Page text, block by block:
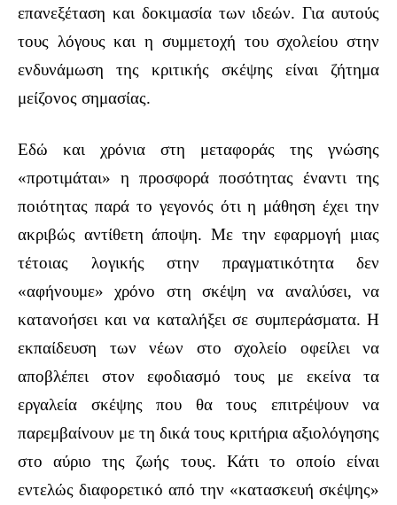
επανεξέταση και δοκιμασία των ιδεών. Για αυτούς
τους λόγους και η συμμετοχή του σχολείου στην
ενδυνάμωση της κριτικής σκέψης είναι ζήτημα
μείζονος σημασίας.
Εδώ και χρόνια στη μεταφοράς της γνώσης
«προτιμάται» η προσφορά ποσότητας έναντι της
ποιότητας παρά το γεγονός ότι η μάθηση έχει την
ακριβώς αντίθετη άποψη. Με την εφαρμογή μιας
τέτοιας λογικής στην πραγματικότητα δεν
«αφήνουμε» χρόνο στη σκέψη να αναλύσει, να
κατανοήσει και να καταλήξει σε συμπεράσματα. Η
εκπαίδευση των νέων στο σχολείο οφείλει να
αποβλέπει στον εφοδιασμό τους με εκείνα τα
εργαλεία σκέψης που θα τους επιτρέψουν να
παρεμβαίνουν με τη δικά τους κριτήρια αξιολόγησης
στο αύριο της ζωής τους. Κάτι το οποίο είναι
εντελώς διαφορετικό από την «κατασκευή σκέψης»